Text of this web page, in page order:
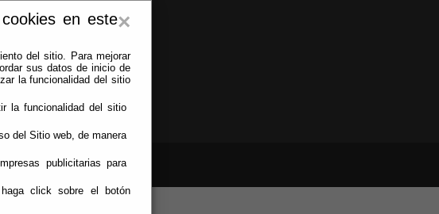
×
en este
del sitio. Para mejorar
sus datos de inicio de
la funcionalidad del sitio
la funcionalidad del sitio
del Sitio web, de manera
publicitarias para
click sobre el botón
CONTACTAR